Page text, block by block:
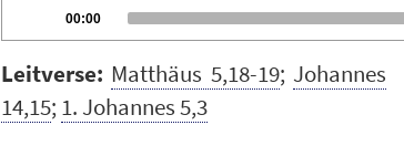
Player
Current
00:00
Leitverse: Matthäus 5,18-19; Johannes
14,15;1. Johannes 5,3